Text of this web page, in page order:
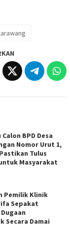
BPD Desa
Nomor Urut 1,
Tulus
Masyarakat
Pemilik Klinik
Sepakat
Secara Damai